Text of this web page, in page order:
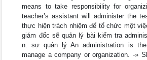
means to take responsibility for
teacher’s assistant will administer the
thực hiện trách nhiệm đế tổ chức một
giám đốc sẽ quản lý bài kiểm tra
n. sự quản lý An administration is
manage a company or organization. -»